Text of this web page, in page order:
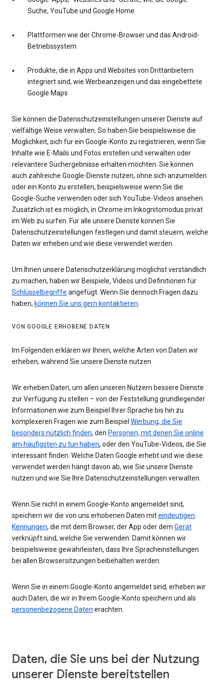
Suche, YouTube und Google Home
Plattformen wie der Chrome-Browser und das Android-
Betriebssystem
Produkte, die in Apps und Websites von Drittanbietern
integriert sind, wie Werbeanzeigen und das eingebettete
Google Maps
Sie können die Datenschutzeinstellungen unserer Dienste auf
vielfältige Weise verwalten. So haben Sie beispielsweise die
Möglichkeit, sich für ein Google-Konto zu registrieren, wenn Sie
Inhalte wie E-Mails und Fotos erstellen und verwalten oder
relevantere Suchergebnisse erhalten möchten. Sie können
auch zahlreiche Google-Dienste nutzen, ohne sich anzumelden
oder ein Konto zu erstellen, beispielsweise wenn Sie die
Google-Suche verwenden oder sich YouTube-Videos ansehen.
Zusätzlich ist es möglich, in Chrome im Inkognitomodus privat
im Web zu surfen. Für alle unsere Dienste können Sie
Datenschutzeinstellungen festlegen und damit steuern, welche
Daten wir erheben und wie diese verwendet werden.
Um Ihnen unsere Datenschutzerklärung möglichst verständlich
zu machen, haben wir Beispiele, Videos und Definitionen für
Schlüsselbegriffe angefügt. Wenn Sie dennoch Fragen dazu
haben, können Sie uns gern kontaktieren.
VON GOOGLE ERHOBENE DATEN
Im Folgenden erklären wir Ihnen, welche Arten von Daten wir
erheben, während Sie unsere Dienste nutzen
Wir erheben Daten, um allen unseren Nutzern bessere Dienste
zur Verfügung zu stellen – von der Feststellung grundlegender
Informationen wie zum Beispiel Ihrer Sprache bis hin zu
komplexeren Fragen wie zum Beispiel Werbung, die Sie
besonders nützlich finden, den Personen, mit denen Sie online
am häufigsten zu tun haben, oder den YouTube-Videos, die Sie
interessant finden. Welche Daten Google erhebt und wie diese
verwendet werden hängt davon ab, wie Sie unsere Dienste
nutzen und wie Sie Ihre Datenschutzeinstellungen verwalten.
Wenn Sie nicht in einem Google-Konto angemeldet sind,
speichern wir die von uns erhobenen Daten miteindeutigen
Kennungen, die mit dem Browser, der App oder dem Gerät
verknüpft sind, welche Sie verwenden. Damit können wir
beispielsweise gewährleisten, dass Ihre Spracheinstellungen
bei allen Browsersitzungen beibehalten werden.
Wenn Sie in einem Google-Konto angemeldet sind, erheben wir
auch Daten, die wir in Ihrem Google-Konto speichern und als
personenbezogene Daten erachten.
Daten, die Sie uns bei der Nutzung
unserer Dienste bereitstellen